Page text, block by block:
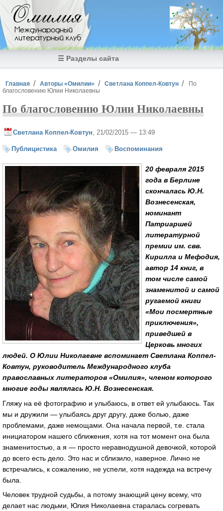
Перейти к основному содержанию
Омилия
Международный
литературный клуб
☰ Разделы сайта
Вы здесь
Главная Авторы «Омилии» Светлана Коппел-Ковтун
По
благословению Юлии Николаевны
По благословению Юлии Николаевны
Светлана Коппел-Ковтун , 21/02/2015 — 13:49
Публицистика Омилия Воспоминания
20 февраля 2015
года в Берлине
скончалась Ю.Н.
Вознесенская,
номинант
Патриаршей
литературной
премии им. свв.
Кирилла и Мефодия,
автор 14 книг, в
том числе самой
знаменитой и самой
ругаемой книги
«Мои посмертные
приключения»,
приведшей в
Церковь многих
людей. О Юлии Николаевне вспоминает Светлана Коппел-
Ковтун, руководитель Международного клуба
православных литераторов «Омилия», членом которого
многие годы являлась Ю.Н. Вознесенская.
Гляжу на её фотографию и улыбаюсь, в ответ ей улыбаюсь. Так
мы и дружили — улыбаясь друг другу, даже болью, даже
проблемами, даже немощами. Она начала первой, т.е. стала
инициатором нашего сближения, хотя на тот момент она была
знаменитостью, а я — просто неравнодушной девочкой, которой
до всего есть дело. Это нас и сблизило, наверное. Лично не
встречались, к сожалению, не успели, хотя надежда на встречу
была.
Человек трудной судьбы, а потому знающий цену всему, что
делает нас людьми, Юлия Николаевна старалась согревать